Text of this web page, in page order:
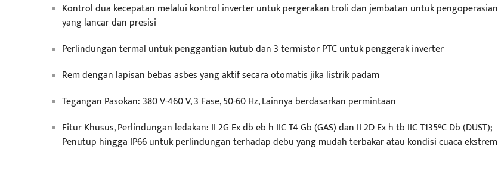
Kontrol dua kecepatan melalui kontrol inverter untuk pergerakan troli dan jembatan untuk pengoperasian
yang lancar dan presisi
Perlindungan termal untuk penggantian kutub dan 3 termistor PTC untuk penggerak inverter
Rem dengan lapisan bebas asbes yang aktif secara otomatis jika listrik padam
Tegangan Pasokan: 380 V-460 V, 3 Fase, 50-60 Hz, Lainnya berdasarkan permintaan
Fitur Khusus, Perlindungan ledakan: II 2G Ex db eb h IIC T4 Gb (GAS) dan II 2D Ex h tb IIC T135°C Db (DUST);
Penutup hingga IP66 untuk perlindungan terhadap debu yang mudah terbakar atau kondisi cuaca ekstrem